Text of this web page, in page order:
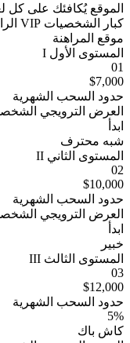
الموقع يُكافئك على كل
كبار الشخصيات VIP الرائع لدينا.
موقع المراهنة
المستوى الأول I
01
$7,000
حدود السحب الشهرية
العرض الترويجي
ابدأ
شبه محترف
المستوى الثاني II
02
$10,000
حدود السحب الشهرية
العرض الترويجي
ابدأ
خبير
المستوى الثالث III
03
$12,000
حدود السحب الشهرية
5%
كاش باك